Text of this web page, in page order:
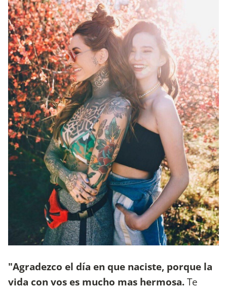
"Agradezco el día en que naciste, porque la
vida con vos es mucho mas hermosa.Te